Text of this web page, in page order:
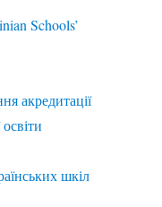
Schools’
акредитації
шкіл